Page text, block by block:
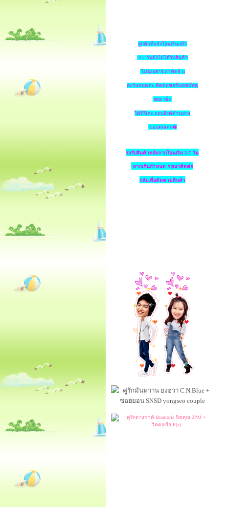
ลูกค้าที่แจ้งโอนเงินแล้ว
3-7 วันยังไม่ได้รับสินค้า
ไม่นับเสาร์-อาทิตย์ แ
ละวันหยุดค่ะ ติดต่อขอรับเลขพัสดุ
ems เช็ค
ได้ที่นี่ค่ะ แถบลิงค์ด้านล่าง
ขอบคุณค่ะ�
รอรับสินค้าหลังจากโอนเงิน 3-7 วัน
หากเกินกำหนด กรุณาติดต่อ
กลับเพื่อติดตามสินค้า